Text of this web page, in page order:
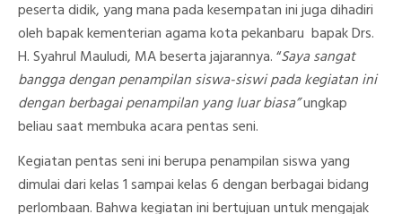
peserta didik, yang mana pada kesempatan ini juga dihadiri
oleh bapak kementerian agama kota pekanbaru bapak Drs.
H. Syahrul Mauludi, MA beserta jajarannya. “Saya sangat
bangga dengan penampilan siswa-siswi pada kegiatan ini
dengan berbagai penampilan yang luar biasa”ungkap
beliau saat membuka acara pentas seni.
Kegiatan pentas seni ini berupa penampilan siswa yang
dimulai dari kelas 1 sampai kelas 6 dengan berbagai bidang
perlombaan. Bahwa kegiatan ini bertujuan untuk mengajak